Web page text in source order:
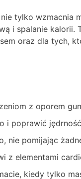
tylko wzmacnia
i spalanie kalorii.
oraz dla tych,
z oporem
i poprawić
nie pomijając
z elementami
kiedy tylko